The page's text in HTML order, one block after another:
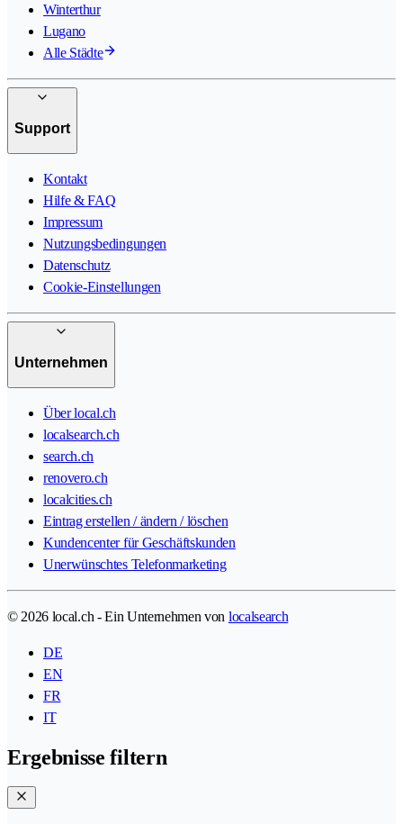
Winterthur
Lugano
Alle Städte
Support
Kontakt
Hilfe & FAQ
Impressum
Nutzungsbedingungen
Datenschutz
Cookie-Einstellungen
Unternehmen
Über local.ch
localsearch.ch
search.ch
renovero.ch
localcities.ch
Eintrag erstellen / ändern / löschen
Kundencenter für Geschäftskunden
Unerwünschtes Telefonmarketing
© 2026 local.ch - Ein Unternehmen von localsearch
DE
EN
FR
IT
Ergebnisse filtern